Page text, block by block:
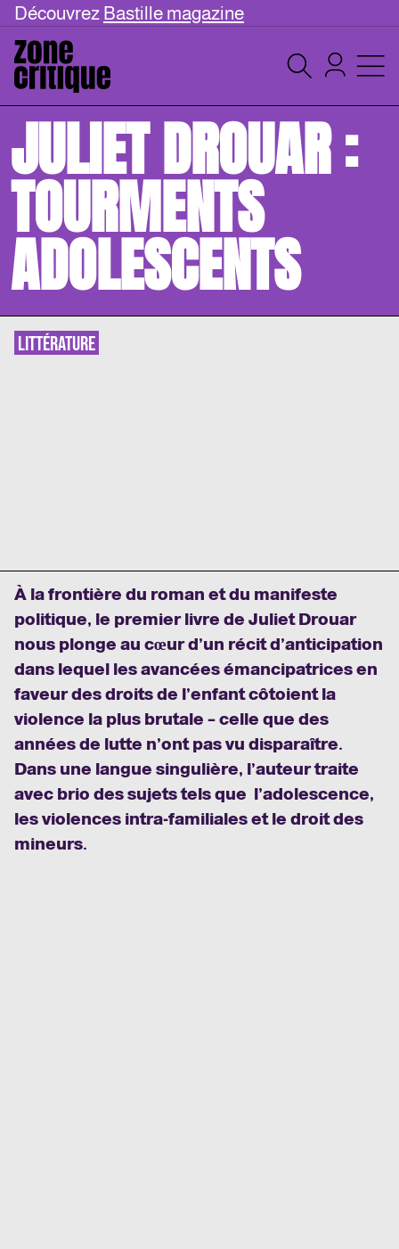
Découvrez Bastille magazine
JULIET DROUAR :
TOURMENTS
ADOLESCENTS
LITTÉRATURE
À la frontière du roman et du manifeste
politique, le premier livre de Juliet Drouar
nous plonge au cœur d’un récit d’anticipation
dans lequel les avancées émancipatrices en
faveur des droits de l’enfant côtoient la
violence la plus brutale – celle que des
années de lutte n’ont pas vu disparaître.
Dans une langue singulière, l’auteur traite
avec brio des sujets tels que l’adolescence,
les violences intra-familiales et le droit des
mineurs.